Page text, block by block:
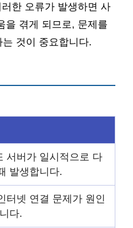
한 오류가 발생하면 사
을 겪게 되므로, 문제를
것이 중요합니다.
서버가 일시적으로 다
발생합니다.
터넷 연결 문제가 원인
다.